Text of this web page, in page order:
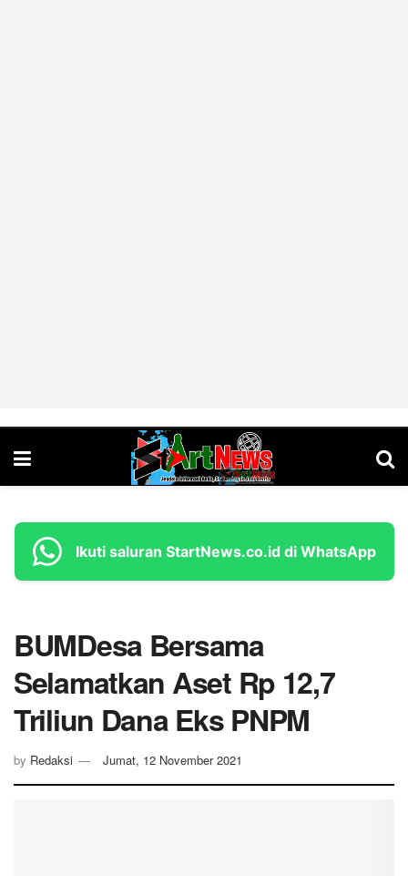
Ikuti saluran StartNews.co.id di WhatsApp
BUMDesa Bersama
Selamatkan Aset Rp 12,7
Triliun Dana Eks PNPM
by Redaksi Jumat, 12 November 2021